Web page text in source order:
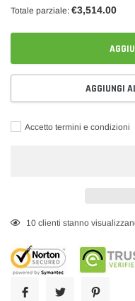
Totale parziale: €3,514.00
AGGIUNGI
Accetto termini e condizioni
Inserimento
prodotto
nel
10 clienti stanno